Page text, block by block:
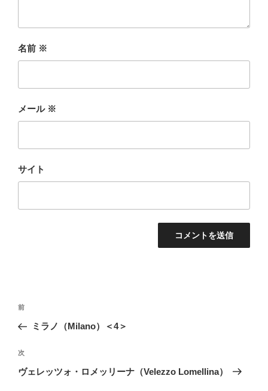
名前 ※
メール ※
サイト
投
ナ
ビ
ゲ
前
の
稿
前
ミラノ（Milano）＜4＞
次
の
次
ヴェレッツォ・ロメッリーナ（Velezzo Lomellina）